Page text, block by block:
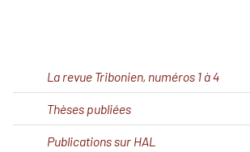
La revue Tribonien, numéros 1 à 4
Thèses publiées
Publications sur HAL